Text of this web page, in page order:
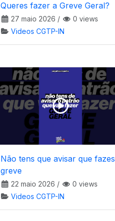
Queres fazer a Greve Geral?
27 maio 2026 /
0 views
Videos CGTP-IN
Não tens que avisar que fazes
greve
22 maio 2026 /
0 views
Videos CGTP-IN